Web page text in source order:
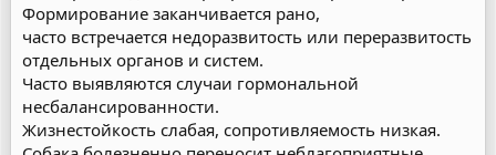
Формирование заканчивается рано,
часто встречается недоразвитость или переразвитость
отдельных органов и систем.
Часто выявляются случаи гормональной
несбалансированности.
Жизнестойкость слабая, сопротивляемость низкая.